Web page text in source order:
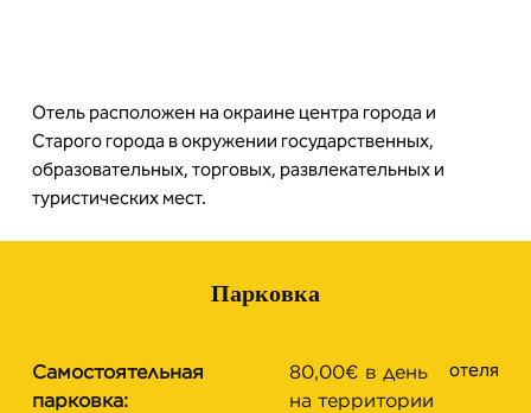
Отель расположен на окраине центра города и
Старого города в окружении государственных,
образовательных, торговых, развлекательных и
туристических мест.
Парковка
Самостоятельная
парковка:
80,00€ в день
на территории
отеля